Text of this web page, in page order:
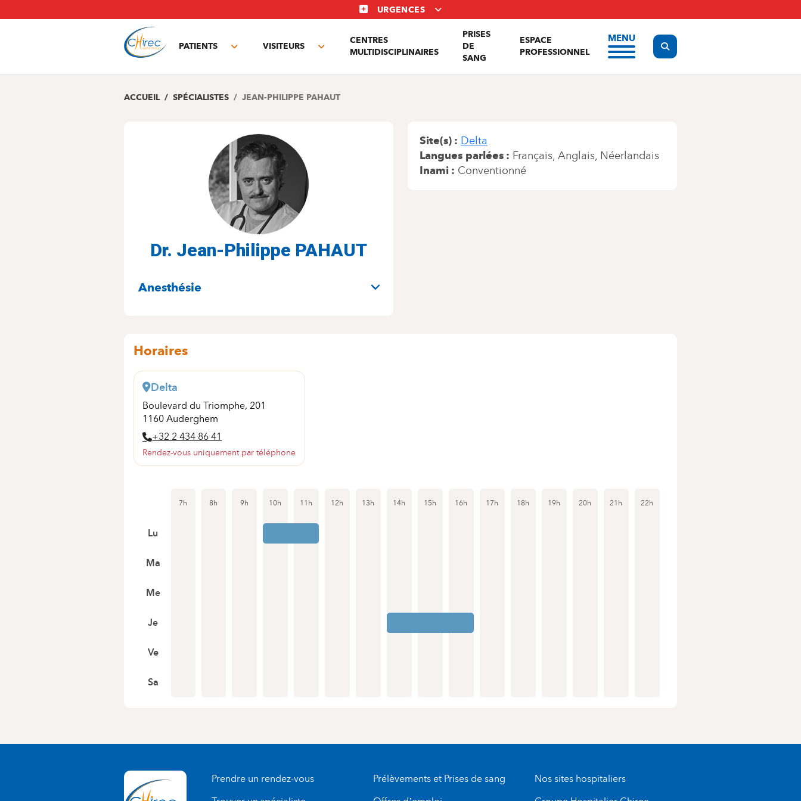
au
URGENCES
PATIENTS
Toggle
VISITEURS
Toggle
CENTRES
MULTIDISCIPLINAIRES
PRISES
DE
SANG
ESPACE
PROFESSIONNEL
MENU
Display the search form
ACCUEIL SPÉCIALISTES JEAN-PHILIPPE PAHAUT
Dr. Jean-Philippe PAHAUT
SPÉCIALITÉS
Anesthésie
Site(s)
Delta
Langues parlées
Français Anglais Néerlandais
Inami
Conventionné
Horaires
Delta
Boulevard du Triomphe, 201
1160 Auderghem
+32 2 434 86 41
Rendez-vous uniquement par téléphone
7h 8h 9h 10h 11h 12h 13h 14h 15h 16h 17h 18h 19h 20h 21h 22h
Lu
Ma
Me
Je
Ve
Sa
Prendre un rendez-vous
Prélèvements et Prises de sang
Nos sites hospitaliers